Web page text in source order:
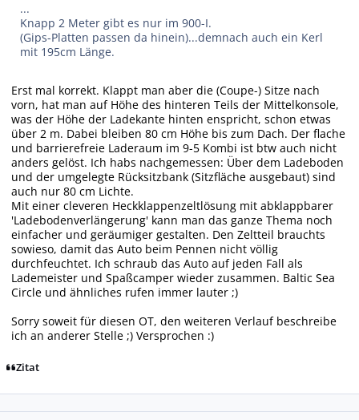
...
Knapp 2 Meter gibt es nur im 900-I.
(Gips-Platten passen da hinein)...demnach auch ein Kerl
mit 195cm Länge.
Erst mal korrekt. Klappt man aber die (Coupe-) Sitze nach
vorn, hat man auf Höhe des hinteren Teils der Mittelkonsole,
was der Höhe der Ladekante hinten enspricht, schon etwas
über 2 m. Dabei bleiben 80 cm Höhe bis zum Dach. Der flache
und barrierefreie Laderaum im 9-5 Kombi ist btw auch nicht
anders gelöst. Ich habs nachgemessen: Über dem Ladeboden
und der umgelegte Rücksitzbank (Sitzfläche ausgebaut) sind
auch nur 80 cm Lichte.
Mit einer cleveren Heckklappenzeltlösung mit abklappbarer
'Ladebodenverlängerung' kann man das ganze Thema noch
einfacher und geräumiger gestalten. Den Zeltteil brauchts
sowieso, damit das Auto beim Pennen nicht völlig
durchfeuchtet. Ich schraub das Auto auf jeden Fall als
Lademeister und Spaßcamper wieder zusammen. Baltic Sea
Circle und ähnliches rufen immer lauter ;)
Sorry soweit für diesen OT, den weiteren Verlauf beschreibe
ich an anderer Stelle ;) Versprochen :)
Zitat